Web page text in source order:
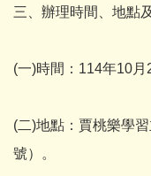
三、辦理時間、地點
(一)時間：114年10月
(二)地點：賈桃樂學
號）。